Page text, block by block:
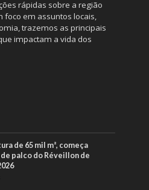
rápidas sobre a região
foco em assuntos locais,
trazemos as principais
impactam a vida dos
de 65 mil m², começa
palco do Réveillon de